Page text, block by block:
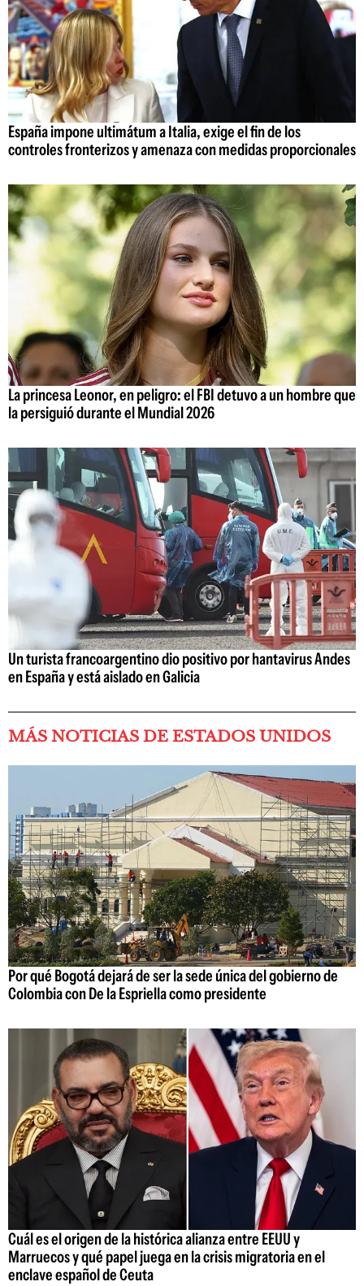
España impone ultimátum a Italia, exige el fin de los
controles fronterizos y amenaza con medidas proporcionales
La princesa Leonor, en peligro: el FBI detuvo a un hombre que
la persiguió durante el Mundial 2026
Un turista francoargentino dio positivo por hantavirus Andes
en España y está aislado en Galicia
MÁS NOTICIAS DE ESTADOS UNIDOS
Por qué Bogotá dejará de ser la sede única del gobierno de
Colombia con De la Espriella como presidente
Cuál es el origen de la histórica alianza entre EEUU y
Marruecos y qué papel juega en la crisis migratoria en el
enclave español de Ceuta